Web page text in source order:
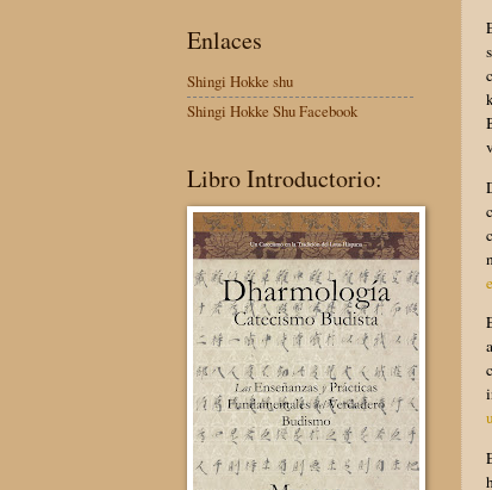
Enlaces
Shingi Hokke shu
Shingi Hokke Shu Facebook
Libro Introductorio: